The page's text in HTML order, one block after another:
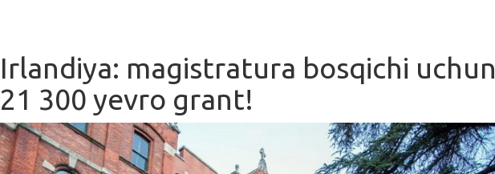
Irlandiya: magistratura bosqichi uchun
21 300 yevro grant!